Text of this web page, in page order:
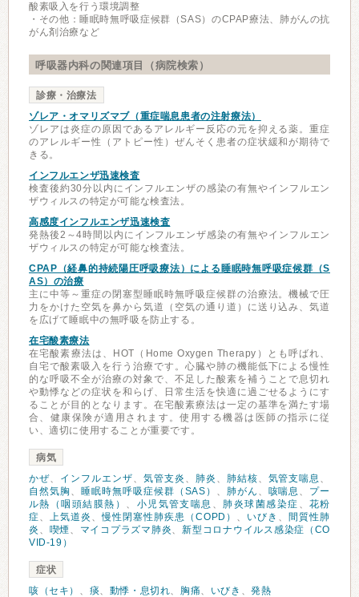
酸素吸入を行う環境調整
・その他：睡眠時無呼吸症候群（SAS）のCPAP療法、肺がんの抗
がん剤治療など
呼吸器内科の関連項目（病院検索）
診療・治療法
ゾレア・オマリズマブ（重症喘息患者の注射療法）
ゾレアは炎症の原因であるアレルギー反応の元を抑える薬。重症
のアレルギー性（アトピー性）ぜんそく患者の症状緩和が期待で
きる。
インフルエンザ迅速検査
検査後約30分以内にインフルエンザの感染の有無やインフルエン
ザウィルスの特定が可能な検査法。
高感度インフルエンザ迅速検査
発熱後2～4時間以内にインフルエンザ感染の有無やインフルエン
ザウィルスの特定が可能な検査法。
CPAP（経鼻的持続陽圧呼吸療法）による睡眠時無呼吸症候群（S
AS）の治療
主に中等～重症の閉塞型睡眠時無呼吸症候群の治療法。機械で圧
力をかけた空気を鼻から気道（空気の通り道）に送り込み、気道
を広げて睡眠中の無呼吸を防止する。
在宅酸素療法
在宅酸素療法は、HOT（Home Oxygen Therapy）とも呼ばれ、
自宅で酸素吸入を行う治療です。心臓や肺の機能低下による慢性
的な呼吸不全が治療の対象で、不足した酸素を補うことで息切れ
や動悸などの症状を和らげ、日常生活を快適に過ごせるようにす
ることが目的となります。在宅酸素療法は一定の基準を満たす場
合、健康保険が適用されます。使用する機器は医師の指示に従
い、適切に使用することが重要です。
病気
かぜ、 インフルエンザ、 気管支炎 、 肺炎 、 肺結核、 気管支喘息 、
自然気胸 、 睡眠時無呼吸症候群（SAS） 、 肺がん 、 咳喘息 、 プー
ル熱（咽頭結膜熱） 、 小児気管支喘息 、 肺炎球菌感染症 、 花粉
症、上気道炎 、慢性閉塞性肺疾患（COPD） 、 いびき 、 間質性肺
炎 、 喫煙 、 マイコプラズマ肺炎、新型コロナウイルス感染症（CO
VID-19）
症状
咳（セキ） 、 痰、 動悸・息切れ、 胸痛、 いびき 、発熱